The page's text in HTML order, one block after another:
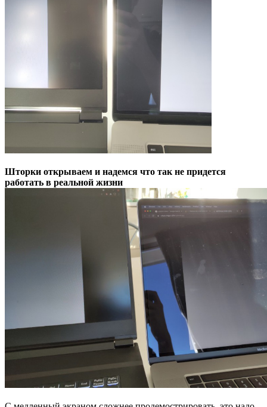
Шторки открываем и надемся что так не придется
работать в реальной жизни